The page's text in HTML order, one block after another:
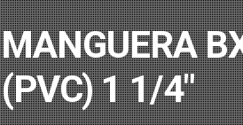
MANGUERA
(PVC) 1 1/4″